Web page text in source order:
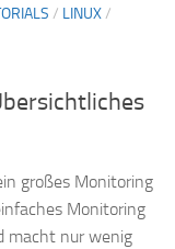
/ LINUX/
großes Monitoring
Monitoring
macht nur wenig